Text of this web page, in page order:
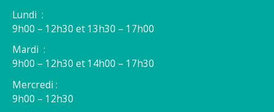
Lundi :
9h00 – 12h30 et 13h30 – 17h00
Mardi :
9h00 – 12h30 et 14h00 – 17h30
Mercredi :
9h00 – 12h30